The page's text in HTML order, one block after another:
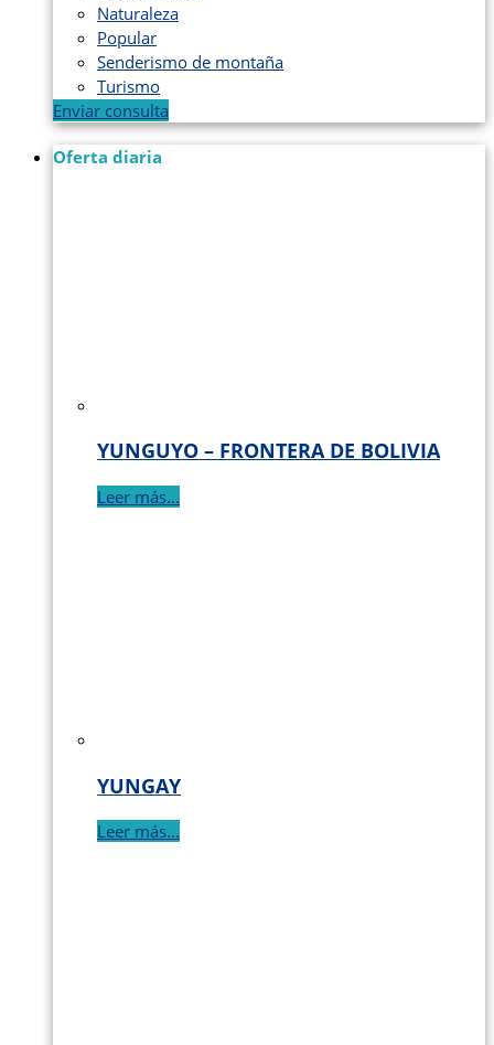
Naturaleza
Popular
Senderismo de montaña
Turismo
Enviar consulta
Oferta diaria
YUNGUYO – FRONTERA DE BOLIVIA
Leer más...
YUNGAY
Leer más...